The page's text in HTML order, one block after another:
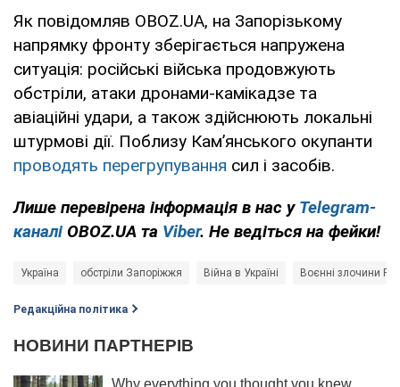
Як повідомляв OBOZ.UA, на Запорізькому
напрямку фронту зберігається напружена
ситуація: російські війська продовжують
обстріли, атаки дронами-камікадзе та
авіаційні удари, а також здійснюють локальні
штурмові дії. Поблизу Кам’янського окупанти
проводять перегрупування сил і засобів.
Лише перевірена інформація в нас у Telegram-
каналі OBOZ.UA та Viber. Не ведіться на фейки!
Україна обстріли Запоріжжя Війна в Україні Воєнні злочини
Редакційна політика